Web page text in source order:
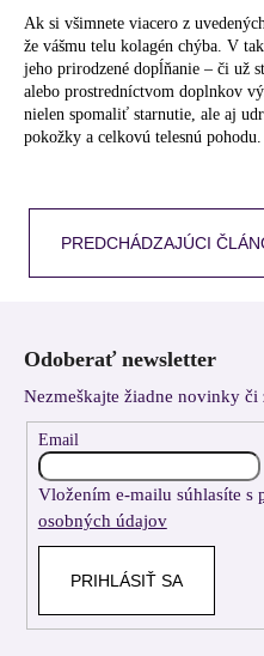
Ak si všimnete viacero z
že vášmu telu kolagén chýba. V
jeho prirodzené dopĺňanie – či už
alebo prostredníctvom doplnkov
nielen spomaliť starnutie, ale aj
pokožky a celkovú telesnú pohodu.
PREDCHÁDZAJÚCI
Odoberať newsletter
Nezmeškajte žiadne novinky
Email
Vložením e-mailu súhlasíte s
osobných údajov
PRIHLÁSIŤ SA